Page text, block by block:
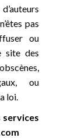
pas
ou
site des
ou
loi.